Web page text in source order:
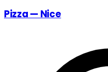
Pizza — Nice